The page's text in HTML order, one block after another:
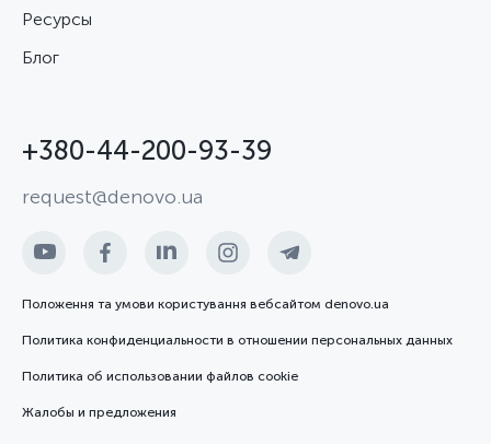
Ресурсы
Блог
+380-44-200-93-39
request@denovo.ua
Положення та умови користування вебсайтом denovo.ua
Политика конфиденциальности в отношении персональных данных
Политика об использовании файлов cookie
Жалобы и предложения